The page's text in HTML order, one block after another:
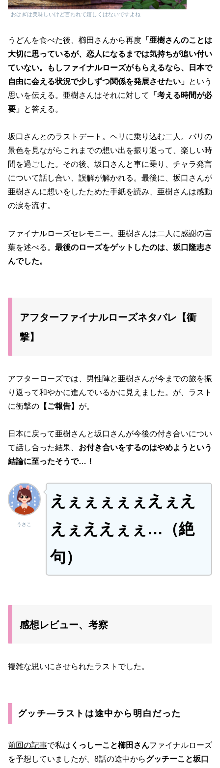
おはぎは美味しいけど言われて嬉しくはないですよね
うどんを食べた後、櫛田さんから再度 「亜樹さんのことは
大切に思っているが、恋人になるまでは気持ちが追い付い
ていない。もしファイナルローズがもらえるなら、日本で
自由に会える状況で少しずつ関係を発展させたい」 という
思いを伝える。亜樹さんはそれに対して
「考える時間が必
要」 と答える。
坂口さんとのラストデート。ヘリに乗り込む二人。バリの
景色を見ながらこれまでの想い出を振り返って、楽しい時
間を過ごした。その後、坂口さんと車に乗り、チャラ発言
について話し合い、誤解が解かれる。最後に、坂口さんが
亜樹さんに想いをしたためた手紙を読み、亜樹さんは感動
の涙を流す。
ファイナルローズセレモニー。亜樹さんは二人に感謝の言
葉を述べる。 最後のローズをゲットしたのは、坂口隆志さ
んでした。
アフターファイナルローズネタバレ【衝
撃】
アフターローズでは、男性陣と亜樹さんが今までの旅を振
り返って和やかに進んでいるかに見えました。が、ラスト
に衝撃の 【ご報告】 が。
日本に戻って亜樹さんと坂口さんが今後の付き合いについ
て話し合った結果、 お付き合いをするのはやめようという
結論に至ったそうで…！
うさこ
えぇぇぇぇぇえぇえ
えぇええぇぇ…（絶
句）
感想レビュー、考察
複雑な思いにさせられたラストでした。
グッチ―ラストは途中から明白だった
前回の記事で私は くっしーこと櫛田さんファイナルローズ
を予想していましたが、8話の途中からグッチーこと坂口